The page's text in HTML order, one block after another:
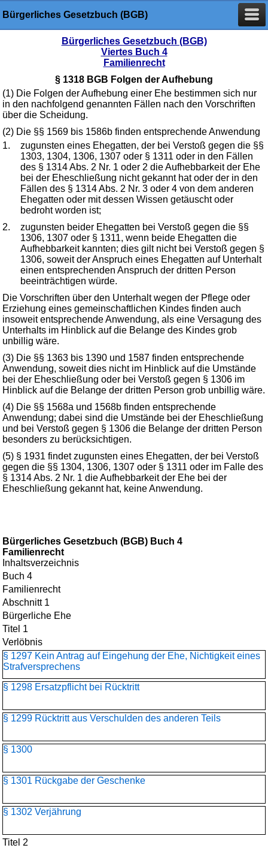
Bürgerliches Gesetzbuch (BGB)
Bürgerliches Gesetzbuch (BGB)
Viertes Buch 4
Familienrecht
§ 1318 BGB Folgen der Aufhebung
(1) Die Folgen der Aufhebung einer Ehe bestimmen sich nur
in den nachfolgend genannten Fällen nach den Vorschriften
über die Scheidung.
(2) Die §§ 1569 bis 1586b finden entsprechende Anwendung
1.
zugunsten eines Ehegatten, der bei Verstoß gegen die §§
1303, 1304, 1306, 1307 oder § 1311 oder in den Fällen
des § 1314 Abs. 2 Nr. 1 oder 2 die Aufhebbarkeit der Ehe
bei der Eheschließung nicht gekannt hat oder der in den
Fällen des § 1314 Abs. 2 Nr. 3 oder 4 von dem anderen
Ehegatten oder mit dessen Wissen getäuscht oder
bedroht worden ist;
2.
zugunsten beider Ehegatten bei Verstoß gegen die §§
1306, 1307 oder § 1311, wenn beide Ehegatten die
Aufhebbarkeit kannten; dies gilt nicht bei Verstoß gegen §
1306, soweit der Anspruch eines Ehegatten auf Unterhalt
einen entsprechenden Anspruch der dritten Person
beeinträchtigen würde.
Die Vorschriften über den Unterhalt wegen der Pflege oder
Erziehung eines gemeinschaftlichen Kindes finden auch
insoweit entsprechende Anwendung, als eine Versagung des
Unterhalts im Hinblick auf die Belange des Kindes grob
unbillig wäre.
(3) Die §§ 1363 bis 1390 und 1587 finden entsprechende
Anwendung, soweit dies nicht im Hinblick auf die Umstände
bei der Eheschließung oder bei Verstoß gegen § 1306 im
Hinblick auf die Belange der dritten Person grob unbillig wäre.
(4) Die §§ 1568a und 1568b finden entsprechende
Anwendung; dabei sind die Umstände bei der Eheschließung
und bei Verstoß gegen § 1306 die Belange der dritten Person
besonders zu berücksichtigen.
(5) § 1931 findet zugunsten eines Ehegatten, der bei Verstoß
gegen die §§ 1304, 1306, 1307 oder § 1311 oder im Falle des
§ 1314 Abs. 2 Nr. 1 die Aufhebbarkeit der Ehe bei der
Eheschließung gekannt hat, keine Anwendung.
Bürgerliches Gesetzbuch (BGB) Buch 4
Familienrecht
Inhaltsverzeichnis
Buch 4
Familienrecht
Abschnitt 1
Bürgerliche Ehe
Titel 1
Verlöbnis
§ 1297 Kein Antrag auf Eingehung der Ehe, Nichtigkeit eines
Strafversprechens
§ 1298 Ersatzpflicht bei Rücktritt
§ 1299 Rücktritt aus Verschulden des anderen Teils
§ 1300
§ 1301 Rückgabe der Geschenke
§ 1302 Verjährung
Titel 2